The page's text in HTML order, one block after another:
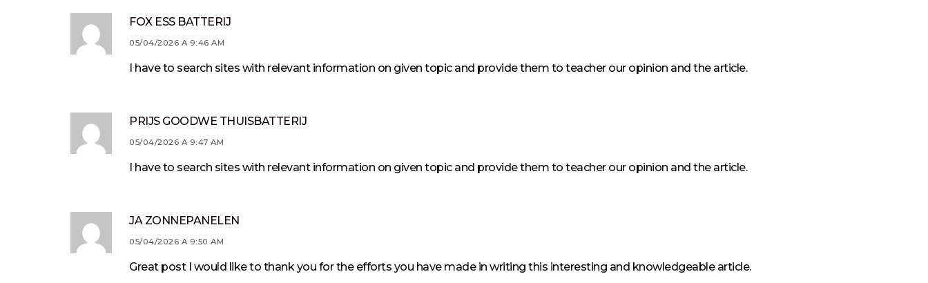
FOX ESS BATTERIJ
05/04/2026 A 9:46 AM
I have to search sites with relevant information on given topic and provide them to teacher our opinion and the article.
PRIJS GOODWE THUISBATTERIJ
05/04/2026 A 9:47 AM
I have to search sites with relevant information on given topic and provide them to teacher our opinion and the article.
JA ZONNEPANELEN
05/04/2026 A 9:50 AM
Great post I would like to thank you for the efforts you have made in writing this interesting and knowledgeable article.